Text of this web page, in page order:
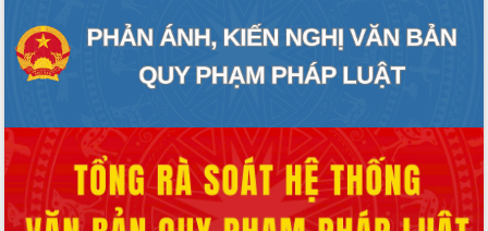
thực
Quyết liệt tháo gỡ vướng mắc, đẩy
nhanh tiến độ các dự án trọng điểm
trong Khu kinh tế Nam Phú Yên
Hòn Yến phát triển du lịch gắn với bảo
tồn biển
Lấy ý kiến điều chỉnh Quy hoạch tỉnh
Đắk Lắk thời kỳ 2021-2030, tầm nhìn
đến năm 2050